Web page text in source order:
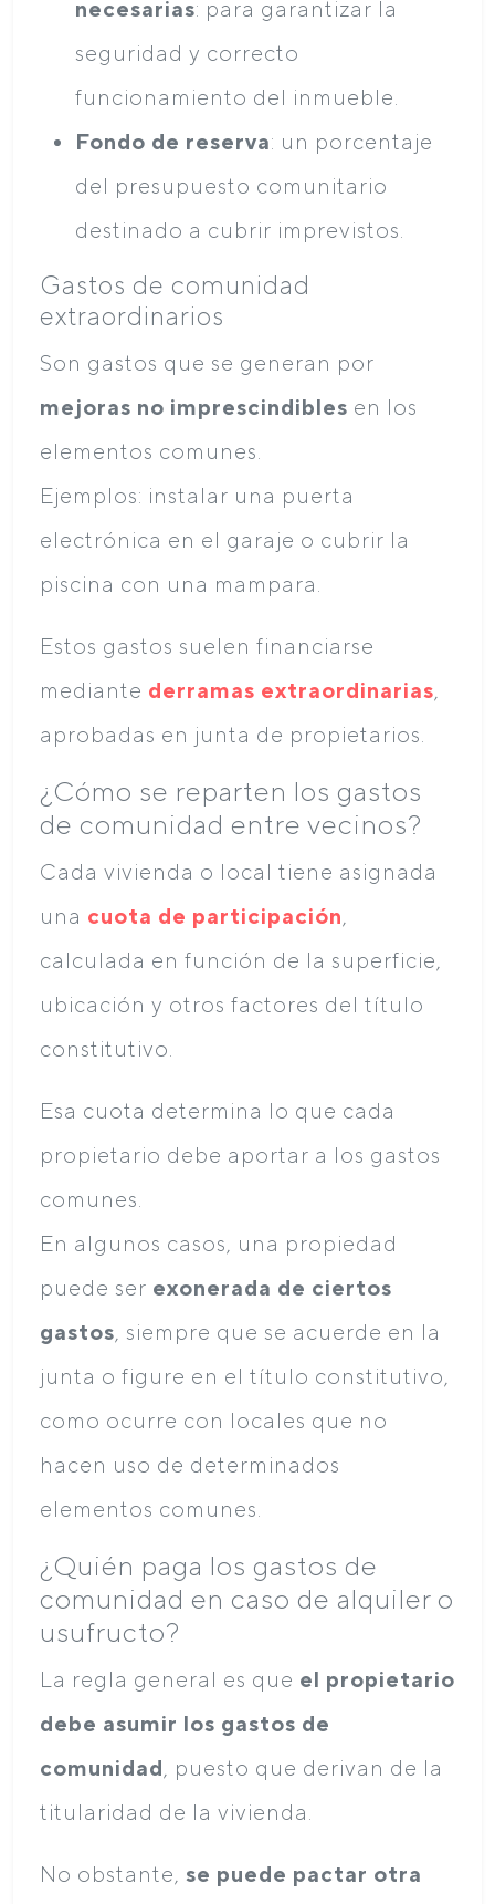
necesarias: para garantizar la
seguridad y correcto
funcionamiento del inmueble.
Fondo de reserva: un porcentaje
del presupuesto comunitario
destinado a cubrir imprevistos.
Gastos de comunidad
extraordinarios
Son gastos que se generan por
mejoras no imprescindibles en los
elementos comunes.
Ejemplos: instalar una puerta
electrónica en el garaje o cubrir la
piscina con una mampara.
Estos gastos suelen financiarse
mediante derramas extraordinarias
aprobadas en junta de propietarios.
¿Cómo se reparten los gastos
de comunidad entre vecinos?
Cada vivienda o local tiene asignada
una cuota de participación
calculada en función de la superficie,
ubicación y otros factores del título
constitutivo.
Esa cuota determina lo que cada
propietario debe aportar a los gastos
comunes.
En algunos casos, una propiedad
puede ser exonerada de ciertos
gastos , siempre que se acuerde en la
junta o figure en el título constitutivo,
como ocurre con locales que no
hacen uso de determinados
elementos comunes.
¿Quién paga los gastos de
comunidad en caso de alquiler o
usufructo?
La regla general es que el propietario
debe asumir los gastos de
comunidad , puesto que derivan de la
titularidad de la vivienda.
No obstante, se puede pactar otra